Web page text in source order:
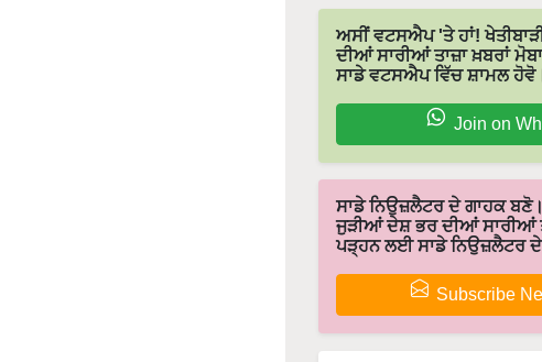
ਅਸੀਂ ਵਟਸਐਪ 'ਤੇ ਹਾਂ!
ਦੀਆਂ ਸਾਰੀਆਂ ਤਾਜ਼ਾ ਖ਼ਬਰਾਂ
ਸਾਡੇ ਵਟਸਐਪ ਵਿੱਚ ਸ਼ਾਮਲ
Join on
ਸਾਡੇ ਨਿਉਜ਼ਲੈਟਰ ਦੇ ਗਾਹਕ ਬਣੋ।
ਜੁੜੀਆਂ ਦੇਸ਼ ਭਰ ਦੀਆਂ ਸਾਰੀਆਂ
ਪੜ੍ਹਨ ਲਈ ਸਾਡੇ ਨਿਉਜ਼ਲੈਟਰ
Subscribe